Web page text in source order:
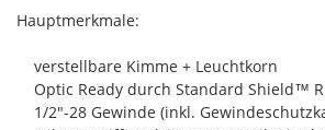
Hauptmerkmale:
verstellbare Kimme + Leuchtkorn
Optic Ready durch Standard Shield™
1/2"-28 Gewinde (inkl.